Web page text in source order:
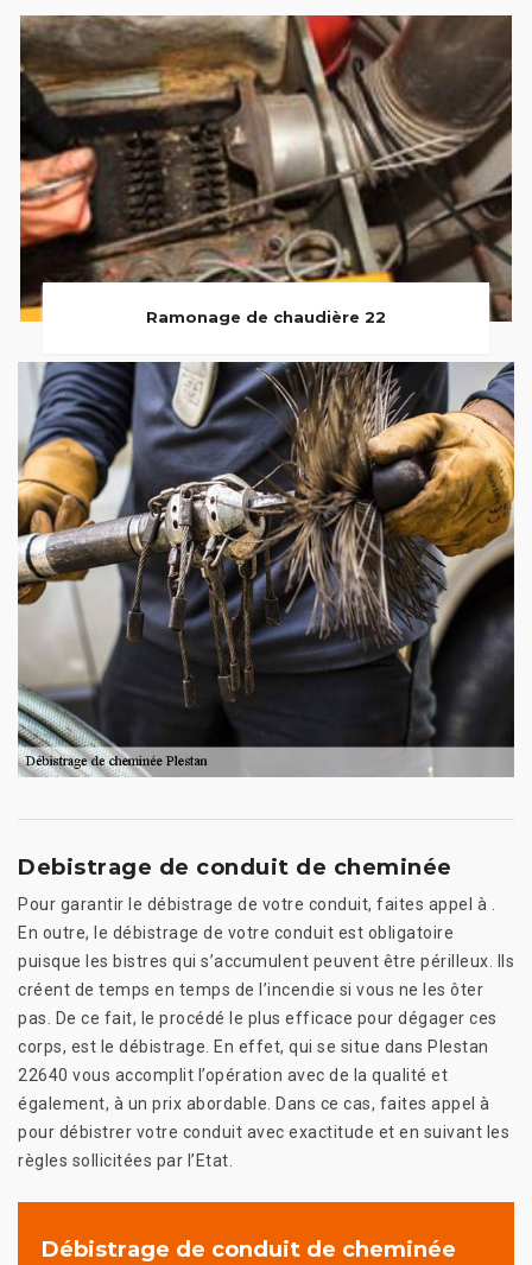
Ramonage de chaudière 22
Debistrage de conduit de cheminée
Pour garantir le débistrage de votre conduit, faites appel à .
En outre, le débistrage de votre conduit est obligatoire
puisque les bistres qui s’accumulent peuvent être périlleux. Ils
créent de temps en temps de l’incendie si vous ne les ôter
pas. De ce fait, le procédé le plus efficace pour dégager ces
corps, est le débistrage. En effet, qui se situe dans Plestan
22640 vous accomplit l’opération avec de la qualité et
également, à un prix abordable. Dans ce cas, faites appel à
pour débistrer votre conduit avec exactitude et en suivant les
règles sollicitées par l’Etat.
Débistrage de conduit de cheminée